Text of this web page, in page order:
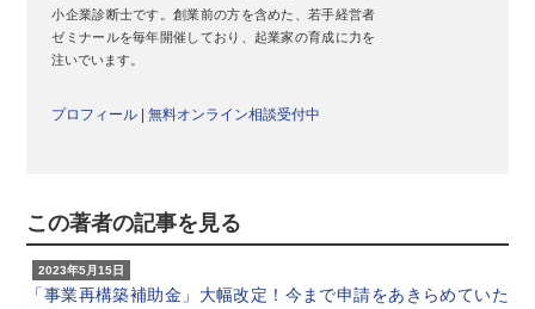
小企業診断士です。創業前の方を含めた、若手経営者
ゼミナールを毎年開催しており、起業家の育成に力を
注いでいます。
プロフィール |無料オンライン相談受付中
この著者の記事を見る
2023年5月15日
「事業再構築補助金」大幅改定！今まで申請をあきらめていた